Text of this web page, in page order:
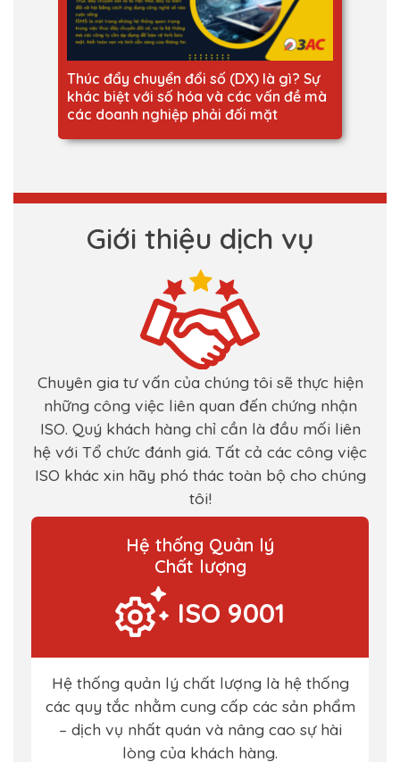
Thúc đẩy chuyển đổi số (DX) là gì? Sự
khác biệt với số hóa và các vấn đề mà
các doanh nghiệp phải đối mặt
Giới thiệu dịch vụ
Chuyên gia tư vấn của chúng tôi sẽ thực hiện
những công việc liên quan đến chứng nhận
ISO. Quý khách hàng chỉ cần là đầu mối liên
hệ với Tổ chức đánh giá. Tất cả các công việc
ISO khác xin hãy phó thác toàn bộ cho chúng
tôi!
Hệ thống Quản lý
Chất lượng
ISO 9001
Hệ thống quản lý chất lượng là hệ thống
các quy tắc nhằm cung cấp các sản phẩm
– dịch vụ nhất quán và nâng cao sự hài
lòng của khách hàng.